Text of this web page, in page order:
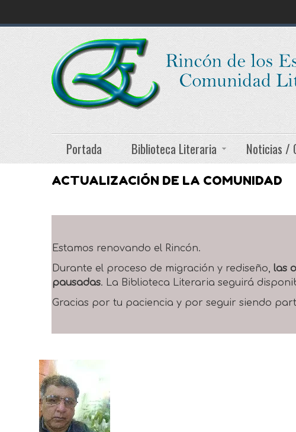
Portada Biblioteca Literaria Noticias /
ACTUALIZACIÓN DE LA COMUNIDAD
Estamos renovando el Rincón.
Durante el proceso de migración y rediseño, las
pausadas. La Biblioteca Literaria seguirá
Gracias por tu paciencia y por seguir siendo